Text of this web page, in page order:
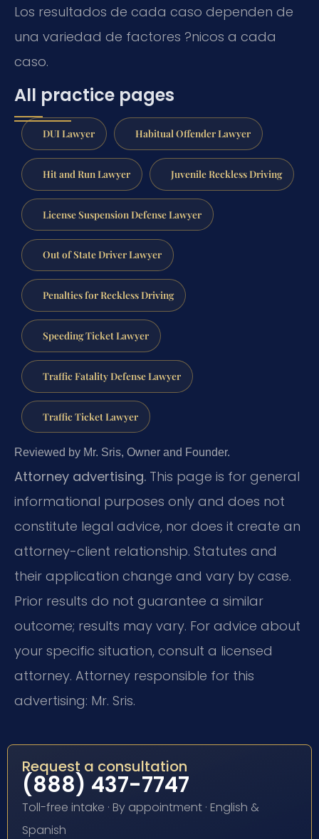
Los resultados de cada caso dependen de
una variedad de factores ?nicos a cada
caso.
All practice pages
DUI Lawyer Habitual Offender Lawyer
Hit and Run Lawyer Juvenile Reckless Driving
License Suspension Defense Lawyer
Out of State Driver Lawyer
Penalties for Reckless Driving
Speeding Ticket Lawyer
Traffic Fatality Defense Lawyer
Traffic Ticket Lawyer
Reviewed by Mr. Sris, Owner and Founder.
Attorney advertising. This page is for general
informational purposes only and does not
constitute legal advice, nor does it create an
attorney-client relationship. Statutes and
their application change and vary by case.
Prior results do not guarantee a similar
outcome; results may vary. For advice about
your specific situation, consult a licensed
attorney. Attorney responsible for this
advertising: Mr. Sris.
Request a consultation
(888) 437-7747
Toll-free intake · By appointment · English &
Spanish